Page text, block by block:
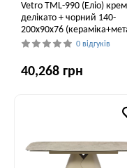
Vetro TML-990 (Еліо)
делікато + чорний 140-
200x90x76
0 відгуків
40,268 грн